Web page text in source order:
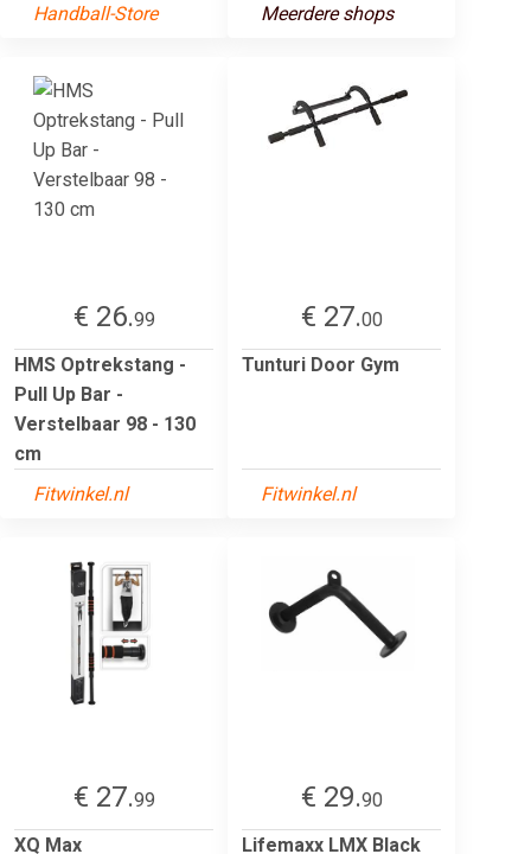
Handball-Store Meerdere shops
€ 26.99
HMS Optrekstang -
Pull Up Bar -
Verstelbaar 98 - 130
cm
Fitwinkel.nl
€ 27.00
Tunturi Door Gym
Fitwinkel.nl
€ 27.99
XQ Max
€ 29.90
Lifemaxx LMX Black